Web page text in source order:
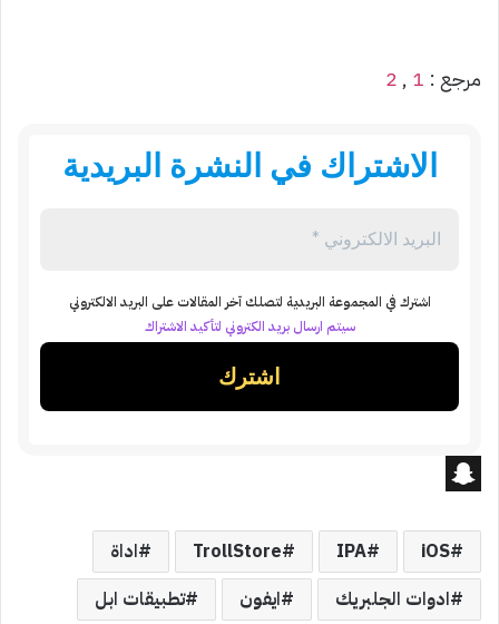
مرجع : 1
,
2
الاشتراك في النشرة البريدية
اشترك في المجموعة البريدية لتصلك آخر المقالات على البريد الالكتروني
سيتم ارسال بريد الكتروني لتأكيد الاشتراك
a
p
iOS
IPA
TrollStore
اداة
ادوات الجلبريك
ايفون تطبيقات ابل